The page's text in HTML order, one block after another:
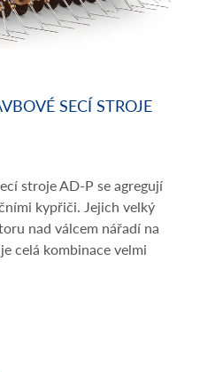
SECÍ STROJE
stroje AD-P se agregují
kypřiči. Jejich velký
nad válcem nářadí na
celá kombinace velmi